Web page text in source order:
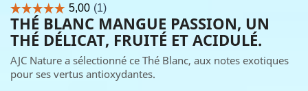
THÉ BLANC MANGUE PASSION, UN
THÉ DÉLICAT, FRUITÉ ET ACIDULÉ.
AJC Nature a sélectionné ce Thé Blanc, aux notes exotiques
pour ses vertus antioxydantes.